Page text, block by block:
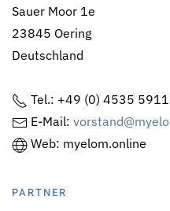
Sauer Moor 1e
23845 Oering
Deutschland
Tel.: +49 (0) 4535
E-Mail:
Web: myelom.online
PARTNER